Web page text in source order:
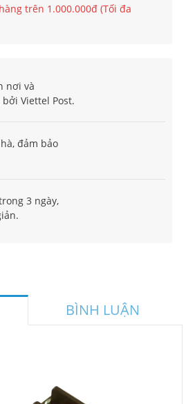
trên 1.000.000đ (Tối đa
nơi và
Viettel Post.
đảm bảo
3 ngày,
BÌNH LUẬN